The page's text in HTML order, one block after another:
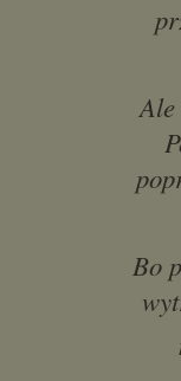
Ale
Bo